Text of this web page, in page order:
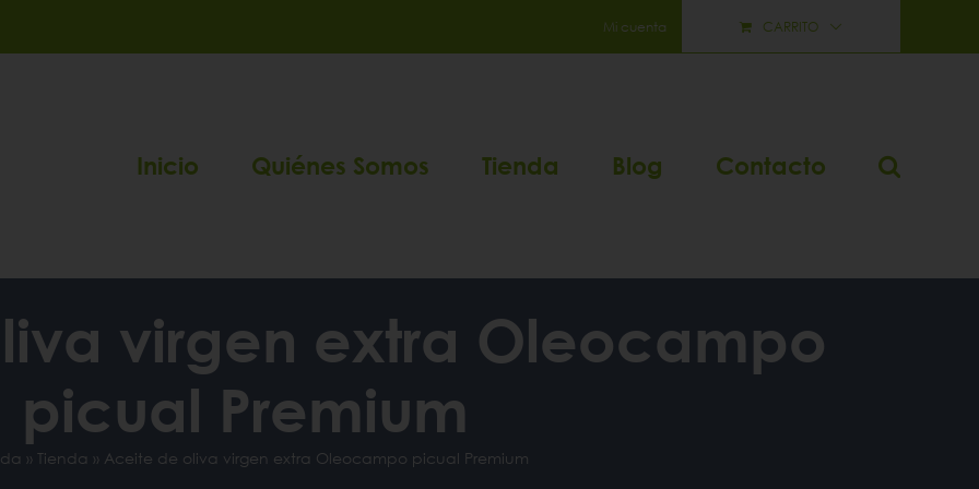
Mi cuenta CARRITO
Inicio Quiénes Somos Tienda Blog Contacto
virgen extra Oleocampo
picual Premium
» Tienda » Aceite de oliva virgen extra Oleocampo picual Premium